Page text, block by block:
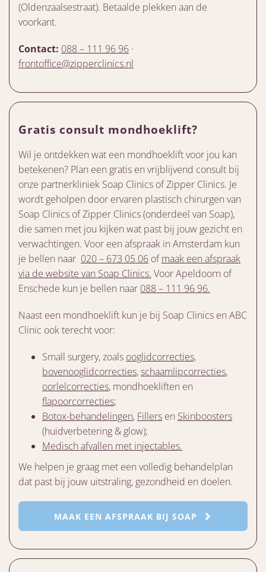
(Oldenzaalsestraat). Betaalde plekken aan de
voorkant.
Contact: 088 – 111 96 96 ·
frontoffice@zipperclinics.nl
Gratis consult mondhoeklift?
Wil je ontdekken wat een mondhoeklift voor jou kan
betekenen? Plan een gratis en vrijblijvend consult bij
onze partnerkliniek Soap Clinics of Zipper Clinics. Je
wordt geholpen door ervaren plastisch chirurgen van
Soap Clinics of Zipper Clinics (onderdeel van Soap),
die samen met jou kijken wat past bij jouw gezicht en
verwachtingen. Voor een afspraak in Amsterdam kun
je bellen naar 020 – 673 05 06 ofmaak een afspraak
via de website van Soap Clinics. Voor Apeldoorn of
Enschede kun je bellen naar 088 – 111 96 96.
Naast een mondhoeklift kun je bij Soap Clinics en ABC
Clinic ook terecht voor:
Small surgery, zoals ooglidcorrecties,
bovenooglidcorrecties,schaamlipcorrecties,
oorlelcorrecties, mondhoekliften en
flapoorcorrecties;
Botox-behandelingen, Fillers en Skinboosters
(huidverbetering & glow);
Medisch afvallen met injectables.
We helpen je graag met een volledig behandelplan
dat past bij jouw uitstraling, gezondheid en doelen.
MAAK EEN AFSPRAAK BIJ SOAP